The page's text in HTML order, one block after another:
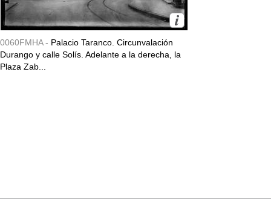
0060FMHA - Palacio Taranco. Circunvalación
Durango y calle Solís. Adelante a la derecha, la
Plaza Zab...